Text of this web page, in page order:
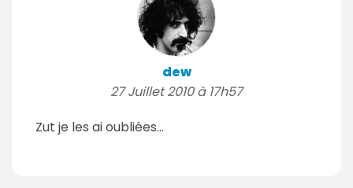
dew
27 Juillet 2010 à 17h57
Zut je les ai oubliées...